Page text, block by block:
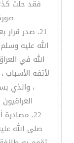
فقد حلت
21. صدر
الله عليه
الله في
لأتفه
، والذي
22.
صلى الله